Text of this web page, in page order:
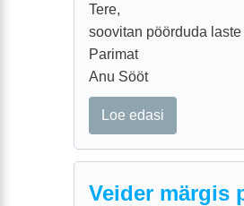
Tere,
soovitan pöörduda
Parimat
Anu Sööt
Loe edasi
Veider märgis